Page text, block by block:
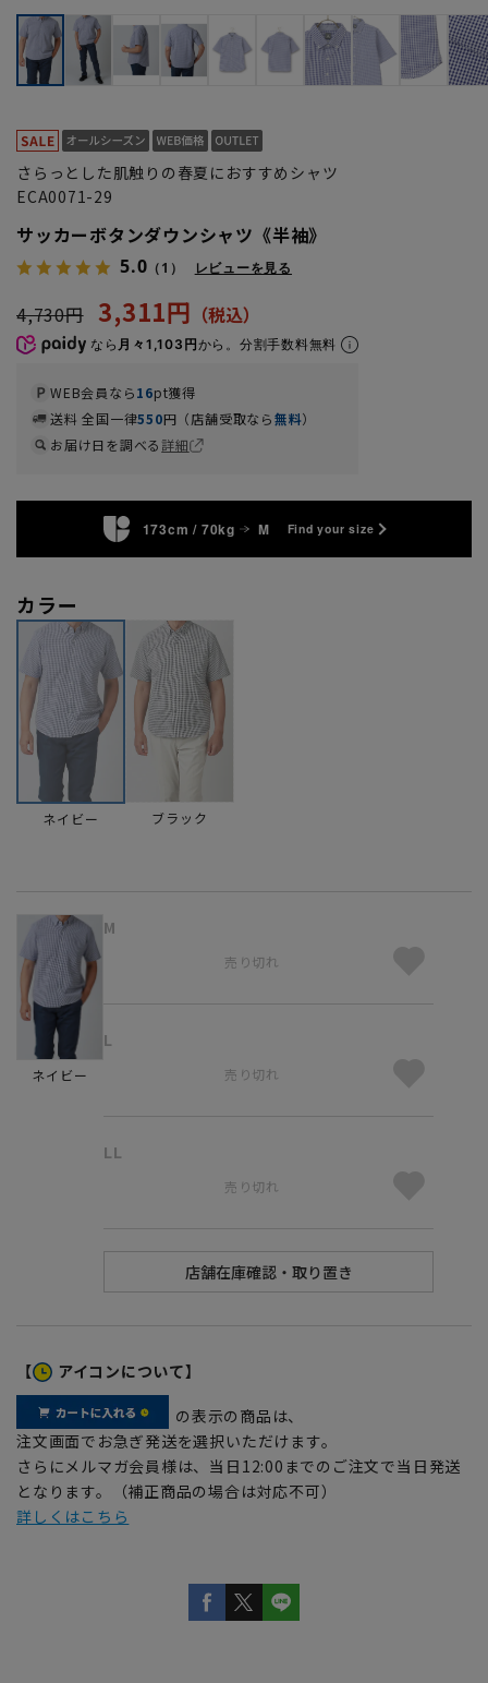
さらっとした肌触りの春夏におすすめシャツ
ECA0071-29
サッカーボタンダウンシャツ《半袖》
5.0 （1） レビューを見る
4,730円 3,311円
なら 月々1,103円から。分割手数料無料
WEB会員なら16pt獲得
送料 全国一律550円（店舗受取なら無料）
お届け日を調べる詳細
173cm / 70kg M Find your size
カラー
ネイビー ブラック
ネイビー
M
売り切れ
L
売り切れ
LL
売り切れ
【 アイコンについて】
の表示の商品は、
注文画面でお急ぎ発送を選択いただけます。
さらにメルマガ会員様は、当日12:00までのご注文で当日発送
となります。（補正商品の場合は対応不可）
詳しくはこちら